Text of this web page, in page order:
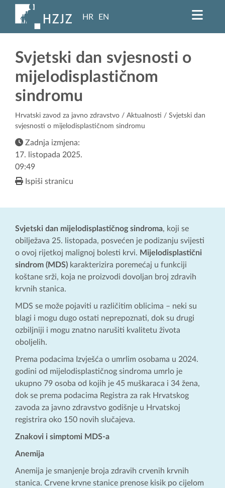
HR EN
Svjetski dan svjesnosti o
mijelodisplastičnom
sindromu
Hrvatski zavod za javno zdravstvo / Aktualnosti / Svjetski dan
svjesnosti o mijelodisplastičnom sindromu
Zadnja izmjena:
17. listopada 2025.
09:49
Ispiši stranicu
Svjetski dan mijelodisplastičnog sindroma, koji se
obilježava 25. listopada, posvećen je podizanju svijesti
o ovoj rijetkoj malignoj bolesti krvi. Mijelodisplastični
sindrom (MDS) karakterizira poremećaj u funkciji
koštane srži, koja ne proizvodi dovoljan broj zdravih
krvnih stanica.
MDS se može pojaviti u različitim oblicima – neki su
blagi i mogu dugo ostati neprepoznati, dok su drugi
ozbiljniji i mogu znatno narušiti kvalitetu života
oboljelih.
Prema podacima Izvješća o umrlim osobama u 2024.
godini od mijelodisplastičnog sindroma umrlo je
ukupno 79 osoba od kojih je 45 muškaraca i 34 žena,
dok se prema podacima Registra za rak Hrvatskog
zavoda za javno zdravstvo godišnje u Hrvatskoj
registrira oko 150 novih slučajeva.
Znakovi i simptomi MDS-a
Anemija
Anemija je smanjenje broja zdravih crvenih krvnih
stanica. Crvene krvne stanice prenose kisik po cijelom